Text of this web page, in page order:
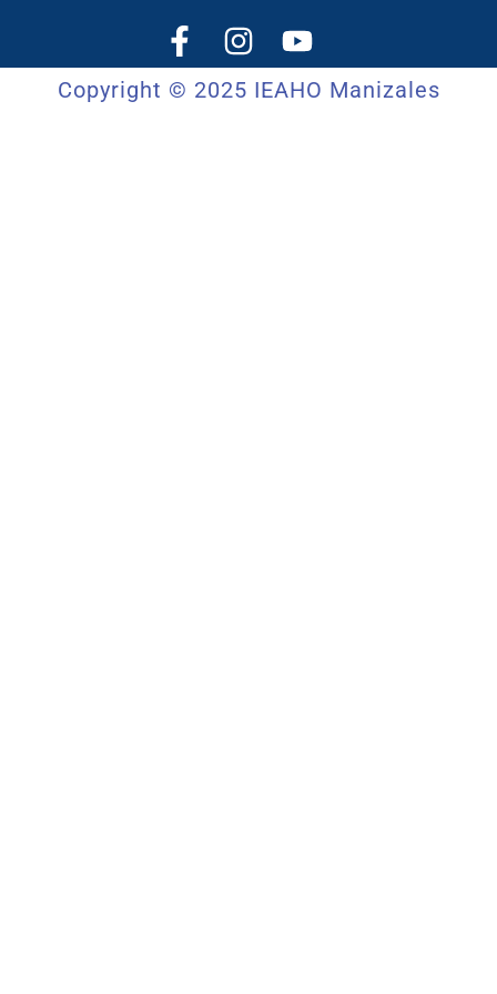
Copyright © 2025 IEAHO Manizales